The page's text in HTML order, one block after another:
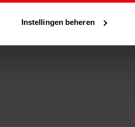
Instellingen beheren